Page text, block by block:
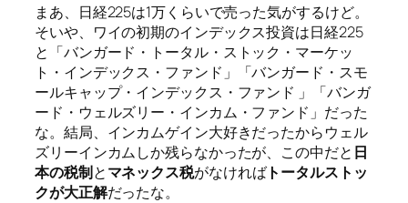
まあ、日経225は1万くらいで売った気がするけど。
そいや、ワイの初期のインデックス投資は日経225
と「バンガード・トータル・ストック・マーケッ
ト・インデックス・ファンド」「バンガード・スモ
ールキャップ・インデックス・ファンド 」「バンガ
ード・ウェルズリー・インカム・ファンド」だった
な。結局、インカムゲイン大好きだったからウェル
ズリーインカムしか残らなかったが、この中だと 日
本の税制とマネックス税がなければトータルストッ
クが大正解だったな。